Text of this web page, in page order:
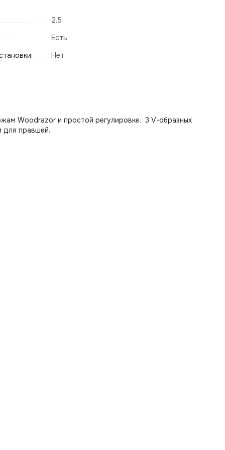
2.5
Есть
Нет
Woodrazor и простой регулировке. 3 V-образных
для правшей.